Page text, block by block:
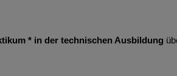
* in der technischen Ausbildung